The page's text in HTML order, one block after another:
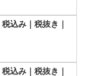
込み｜税抜き｜
込み｜税抜き｜